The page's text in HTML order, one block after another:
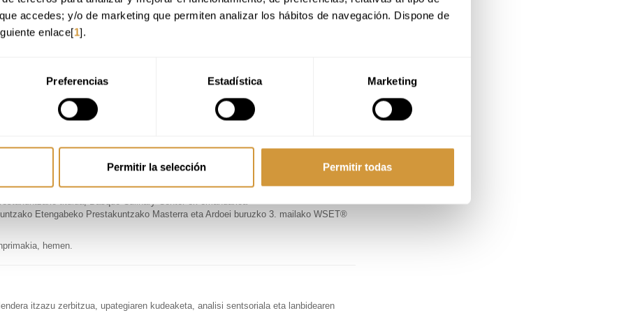
accedes; y/o de marketing que permiten analizar los hábitos de navegación. Dispone de
enlace[1].
Preferencias Estadística Marketing
Permitir la selección Permitir todas
Culinary Center-en.
31ra.
(bi hilabete)
baliozkotu egin daitezke, esperientzia profesionalaren arabera,
titulua, Basque Culinary Center-ek emandakoa
Etengabeko Prestakuntzako Masterra eta Ardoei buruzko 3. mailako WSET®
hemen.
itzazu zerbitzua, upategiaren kudeaketa, analisi sentsoriala eta lanbidearen